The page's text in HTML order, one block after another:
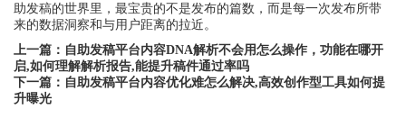
助发稿的世界里，最宝贵的不是发布的篇数，而是每一次发布所带
来的数据洞察和与用户距离的拉近。
上一篇： 自助发稿平台内容DNA解析不会用怎么操作，功能在哪开
启,如何理解解析报告,能提升稿件通过率吗
下一篇： 自助发稿平台内容优化难怎么解决,高效创作型工具如何提
升曝光